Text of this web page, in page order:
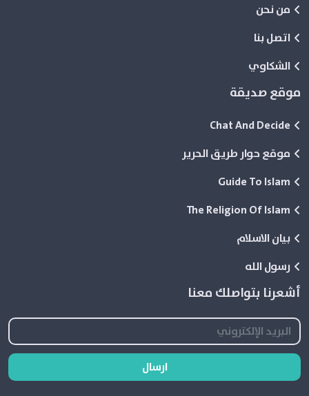
من نحن
اتصل بنا
الشكاوي
موقع صديقة
Chat And Decide
موقع حوار طريق الحرير
Guide To Islam
The Religion Of Islam
بيان الاسلام
رسول الله
أشعرنا بتواصلك معنا
ارسال